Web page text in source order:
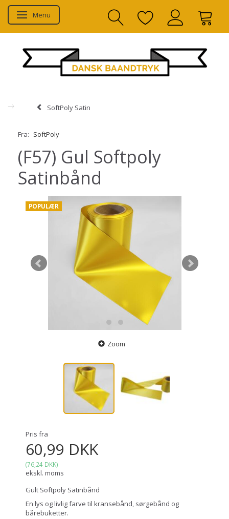
Skifte navigation
Menu
SoftPoly Satin
Fra: SoftPoly
(F57) Gul Softpoly
Satinbånd
POPULÆR
Zoom
Pris fra
60,99 DKK
(76,24 DKK)
ekskl. moms
Gult Softpoly Satinbånd
En lys og livlig farve til kransebånd, sørgebånd og
bårebuketter.